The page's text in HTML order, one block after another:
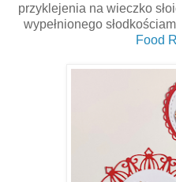
przyklejenia na wieczko
wypełnionego
Food